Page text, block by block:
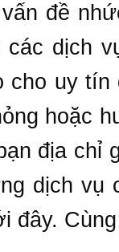
đề
dịch
cho uy
hoặc
địa chỉ
dịch
đây.